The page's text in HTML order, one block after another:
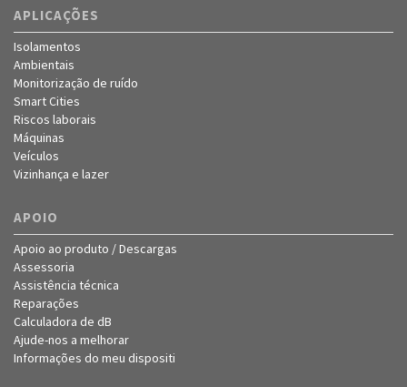
APLICAÇÕES
Isolamentos
Ambientais
Monitorização de ruído
Smart Cities
Riscos laborais
Máquinas
Veículos
Vizinhança e lazer
APOIO
Apoio ao produto / Descargas
Assessoria
Assistência técnica
Reparações
Calculadora de dB
Ajude-nos a melhorar
Informações do meu dispositi